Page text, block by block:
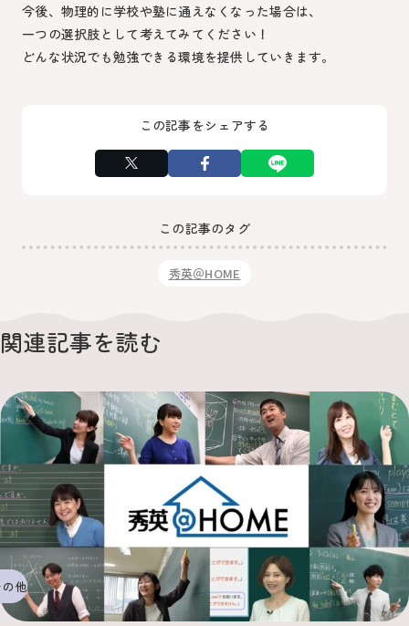
今後、物理的に学校や塾に通えなくなった場合は、
一つの選択肢として考えてみてください！
どんな状況でも勉強できる環境を提供していきます。
この記事をシェアする
この記事のタグ
秀英＠HOME
関連記事を読む
の他